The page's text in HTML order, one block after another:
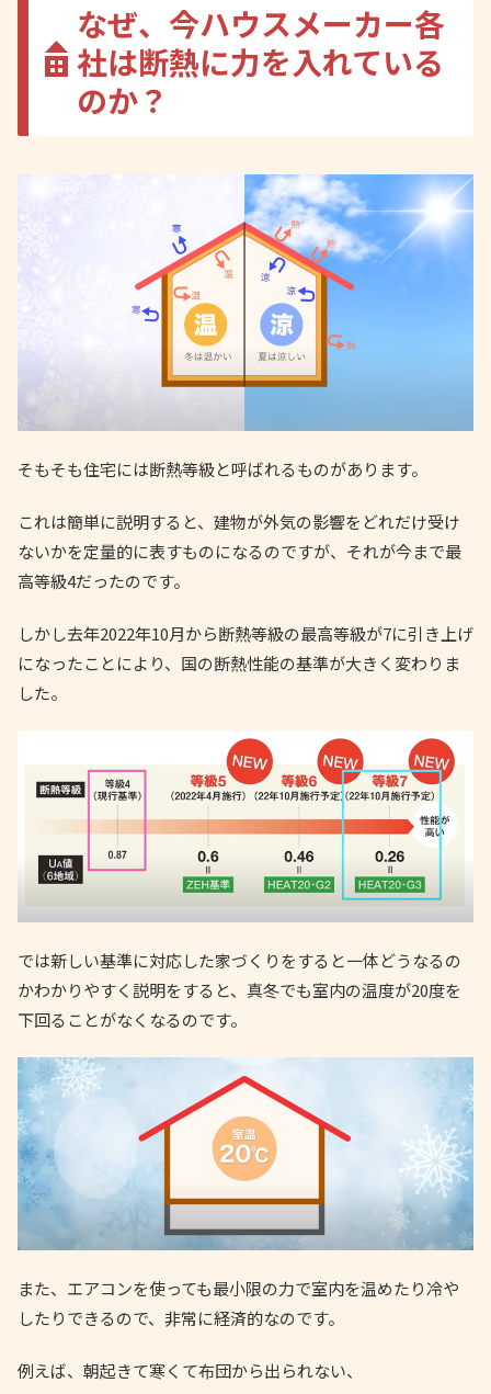
なぜ、今ハウスメーカー各
社は断熱に力を入れている
のか？
そもそも住宅には断熱等級と呼ばれるものがあります。
これは簡単に説明すると、建物が外気の影響をどれだけ受け
ないかを定量的に表すものになるのですが、それが今まで最
高等級4だったのです。
しかし去年2022年10月から断熱等級の最高等級が7に引き上げ
になったことにより、国の断熱性能の基準が大きく変わりま
した。
では新しい基準に対応した家づくりをすると一体どうなるの
かわかりやすく説明をすると、真冬でも室内の温度が20度を
下回ることがなくなるのです。
また、エアコンを使っても最小限の力で室内を温めたり冷や
したりできるので、非常に経済的なのです。
例えば、朝起きて寒くて布団から出られない、